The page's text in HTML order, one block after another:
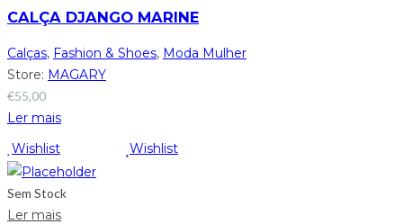
CALÇA DJANGO MARINE
Calças, Fashion & Shoes, Moda Mulher
Store: MAGARY
€55,00
Ler mais
Wishlist
Wishlist
Sem Stock
Ler mais